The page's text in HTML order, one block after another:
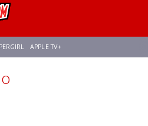
APPLE TV+
STAR TREK